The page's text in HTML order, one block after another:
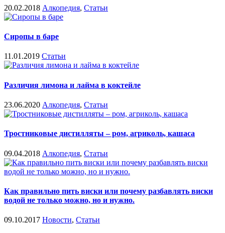
20.02.2018 Алкопедия, Статьи
Сиропы в баре
11.01.2019 Статьи
Различия лимона и лайма в коктейле
23.06.2020 Алкопедия, Статьи
Тростниковые дистилляты – ром, агриколь, кашаса
09.04.2018 Алкопедия, Статьи
Как правильно пить виски или почему разбавлять виски
водой не только можно, но и нужно.
09.10.2017 Новости, Статьи